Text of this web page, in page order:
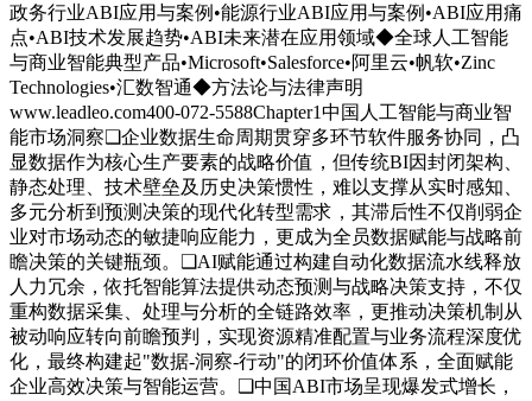
政务行业ABI应用与案例•能源行业ABI应用与案例•ABI应用痛
点•ABI技术发展趋势•ABI未来潜在应用领域◆全球人工智能
与商业智能典型产品•Microsoft•Salesforce•阿里云•帆软•Zinc
Technologies•汇数智通◆方法论与法律声明
www.leadleo.com400-072-5588Chapter1中国人工智能与商业智
能市场洞察❑企业数据生命周期贯穿多环节软件服务协同，凸
显数据作为核心生产要素的战略价值，但传统BI因封闭架构、
静态处理、技术壁垒及历史决策惯性，难以支撑从实时感知、
多元分析到预测决策的现代化转型需求，其滞后性不仅削弱企
业对市场动态的敏捷响应能力，更成为全员数据赋能与战略前
瞻决策的关键瓶颈。❑AI赋能通过构建自动化数据流水线释放
人力冗余，依托智能算法提供动态预测与战略决策支持，不仅
重构数据采集、处理与分析的全链路效率，更推动决策机制从
被动响应转向前瞻预判，实现资源精准配置与业务流程深度优
化，最终构建起"数据-洞察-行动"的闭环价值体系，全面赋能
企业高效决策与智能运营。❑中国ABI市场呈现爆发式增长，